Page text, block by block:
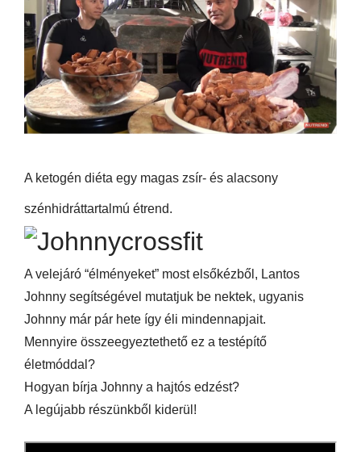
A ketogén diéta egy magas zsír- és alacsony
szénhidráttartalmú étrend.
A velejáró “élményeket” most elsőkézből, Lantos
Johnny segítségével mutatjuk be nektek, ugyanis
Johnny már pár hete így éli mindennapjait.
Mennyire összeegyeztethető ez a testépítő
életmóddal?
Hogyan bírja Johnny a hajtós edzést?
A legújabb részünkből kiderül!